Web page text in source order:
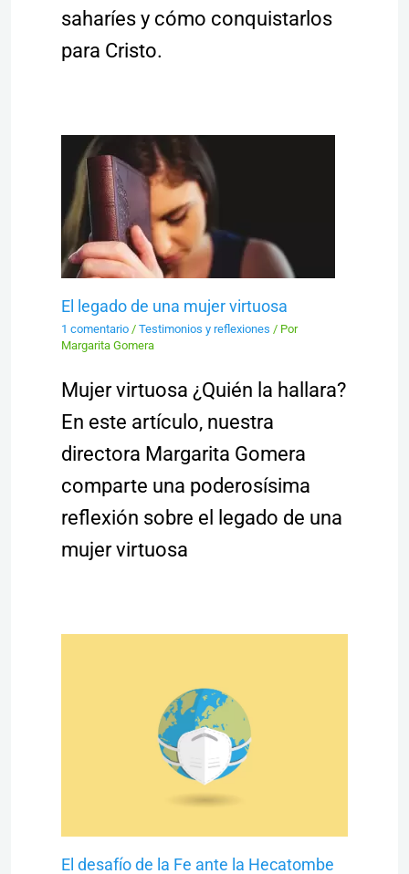
saharíes y cómo conquistarlos
para Cristo.
El legado de una mujer virtuosa
1 comentario / Testimonios y reflexiones / Por
Margarita Gomera
Mujer virtuosa ¿Quién la hallara?
En este artículo, nuestra
directora Margarita Gomera
comparte una poderosísima
reflexión sobre el legado de una
mujer virtuosa
El desafío de la Fe ante la Hecatombe